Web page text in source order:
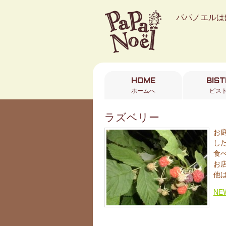
パパノエル
HOME
ホームへ ビス
ラズベリー
お
し
食
お
他